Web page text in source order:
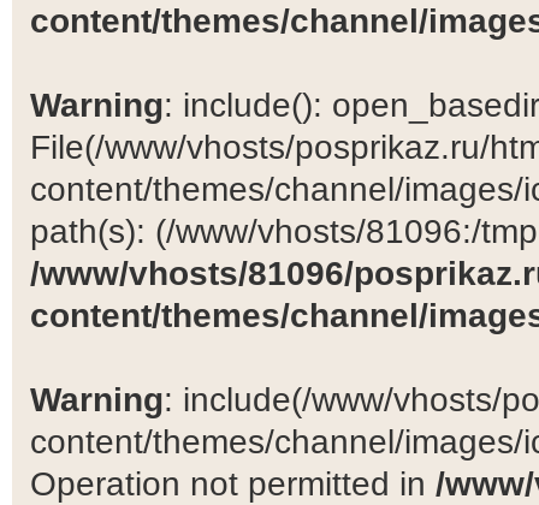
content/themes/channel/
Warning: include():
File(/www/vhosts/posprikaz.ru/
content/themes/channel/
path(s): (/www/vhosts/81096:/
/www/vhosts/81096/
content/themes/channel/
Warning: include(/www/vhosts/
content/themes/channel/
Operation not permitted in /